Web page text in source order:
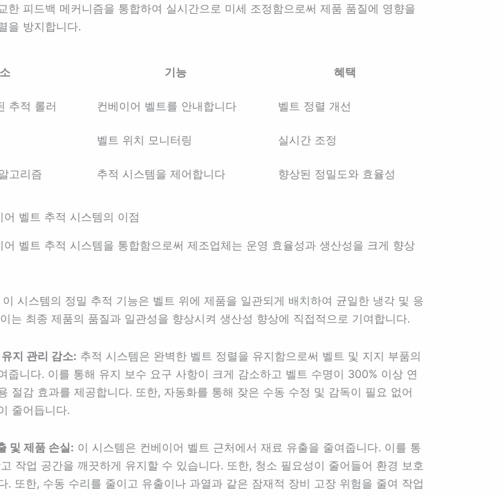
한 피드백 메커니즘을 통합하여 실시간으로 미세 조정함으로써 제품 품질에 영향을
을 방지합니다.
기능 혜택
추적 롤러 컨베이어 벨트를 안내합니다 벨트 정렬 개선
벨트 위치 모니터링 실시간 조정
고리즘 추적 시스템을 제어합니다 향상된 정밀도와 효율성
어 벨트 추적 시스템의 이점
어 벨트 추적 시스템을 통합함으로써 제조업체는 운영 효율성과 생산성을 크게 향상
이 시스템의 정밀 추적 기능은 벨트 위에 제품을 일관되게 배치하여 균일한 냉각 및 응
는 최종 제품의 품질과 일관성을 향상시켜 생산성 향상에 직접적으로 기여합니다.
지 관리 감소: 추적 시스템은 완벽한 벨트 정렬을 유지함으로써 벨트 및 지지 부품의
줍니다. 이를 통해 유지 보수 요구 사항이 크게 감소하고 벨트 수명이 300% 이상 연
절감 효과를 제공합니다. 또한, 자동화를 통해 잦은 수동 수정 및 감독이 필요 없어
줄어듭니다.
및 제품 손실: 이 시스템은 컨베이어 벨트 근처에서 재료 유출을 줄여줍니다. 이를 통
작업 공간을 깨끗하게 유지할 수 있습니다. 또한, 청소 필요성이 줄어들어 환경 보호
. 또한, 수동 수리를 줄이고 유출이나 과열과 같은 잠재적 장비 고장 위험을 줄여 작업